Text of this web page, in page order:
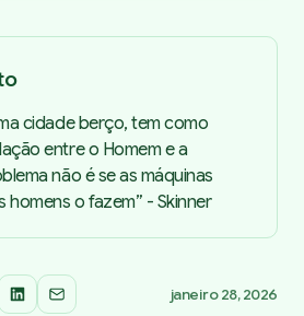
cidade berço, tem como
entre o Homem e a
não é se as máquinas
homens o fazem” - Skinner
LinkedInEmail janeiro 28, 2026